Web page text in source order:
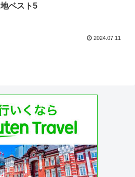
地ベスト5
2024.07.11